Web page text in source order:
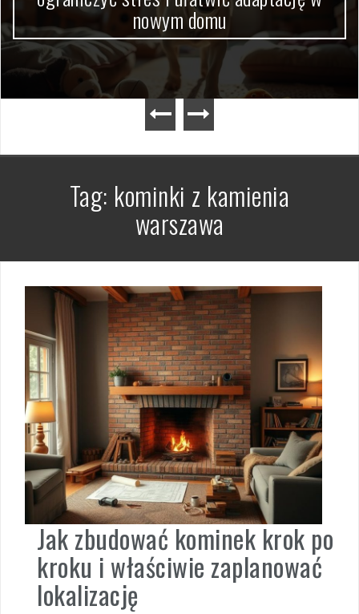
nowym domu
Tag: kominki z kamienia
warszawa
Jak zbudować kominek krok po
kroku i właściwie zaplanować
lokalizację